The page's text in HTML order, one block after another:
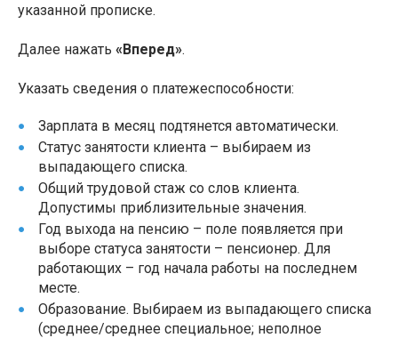
указанной прописке.
Далее нажать «Вперед».
Указать сведения о платежеспособности:
Зарплата в месяц подтянется автоматически.
Статус занятости клиента – выбираем из
выпадающего списка.
Общий трудовой стаж со слов клиента.
Допустимы приблизительные значения.
Год выхода на пенсию – поле появляется при
выборе статуса занятости – пенсионер. Для
работающих – год начала работы на последнем
месте.
Образование. Выбираем из выпадающего списка
(среднее/среднее специальное; неполное